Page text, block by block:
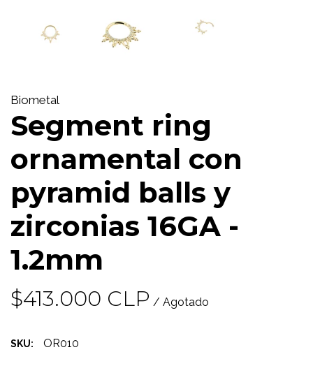
Biometal
Segment ring
ornamental con
pyramid balls y
zirconias 16GA -
1.2mm
$413.000 CLP / Agotado
SKU: OR010